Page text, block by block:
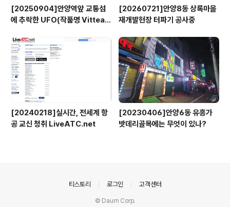
[20250904]안양역앞 교통섬
에 추락한 UFO(작품명 Vitteau
[20260721]안양8동 상록마을
재개발현장 터파기 공사중
[20240218]실시간, 전세계 항
공 교신 청취 LiveATC.net
[20230406]안양6동 유흥가
밧데리골목에는 무엇이 있나?
티스토리 로그인 고객센터
© Daum Corp.